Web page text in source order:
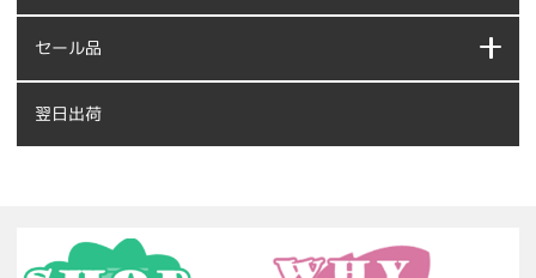
セール品
翌日出荷